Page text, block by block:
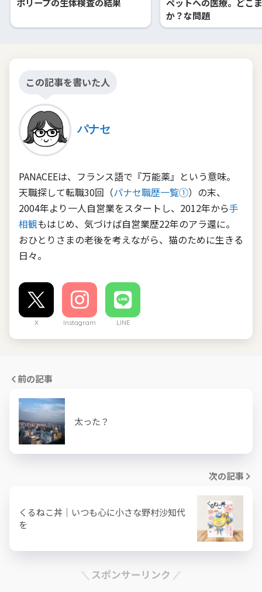
か？な問題
この記事を書いた人
パナセ
PANACEEは、フランス語で『万能薬』という意味。
天職探して転職30回（パナセ職歴一覧①）の末、
2004年より一人自営業をスタートし、2012年から手
相観もはじめ、気づけば自営業歴22年のアラ還に。
おひとりさまの老後を考えながら、猫のために生きる
日々。
X Instagram LINE
前の記事
太った？
次の記事
くるねこ丼｜いつも心に小さな野村沙知代
を
スポンサーリンク